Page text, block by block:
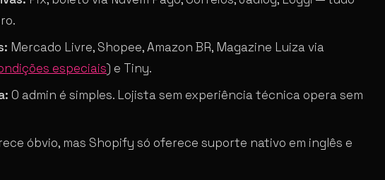
Mercado Livre, Shopee, Amazon BR, Magazine Luiza via
especiais) e Tiny.
O admin é simples. Lojista sem experiência técnica opera sem
óbvio, mas Shopify só oferece suporte nativo em inglês e